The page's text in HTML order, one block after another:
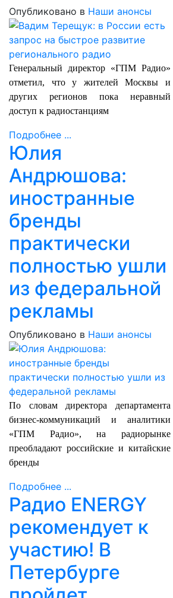
Опубликовано в Наши анонсы
Генеральный директор «ГПМ Радио»
отметил, что у жителей Москвы и
других регионов пока неравный
доступ к радиостанциям
Подробнее ...
Юлия
Андрюшова:
иностранные
бренды
практически
полностью ушли
из федеральной
рекламы
Опубликовано в Наши анонсы
По словам директора департамента
бизнес-коммуникаций и аналитики
«ГПМ Радио», на радиорынке
преобладают российские и китайские
бренды
Подробнее ...
Радио ENERGY
рекомендует к
участию! В
Петербурге